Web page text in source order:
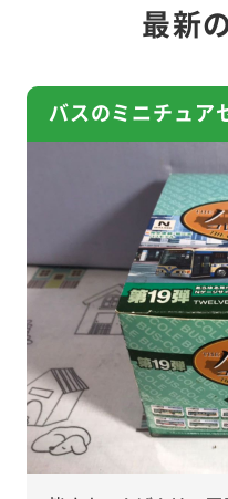
最新
バスのミニチュア